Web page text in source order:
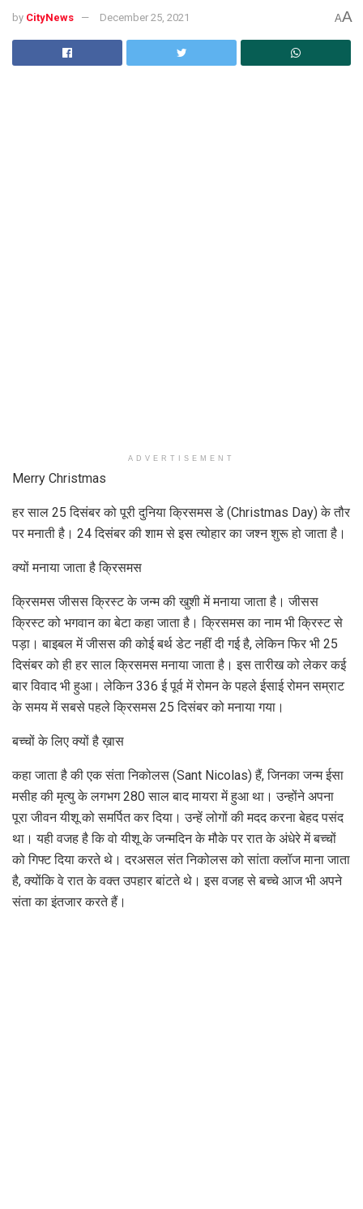
by CityNews December 25, 2021 AA
ADVERTISEMENT
Merry Christmas
हर साल 25 दिसंबर को पूरी दुनिया क्रिसमस डे (Christmas Day) के तौर
पर मनाती है। 24 दिसंबर की शाम से इस त्योहार का जश्न शुरू हो जाता है।
क्यों मनाया जाता है क्रिसमस
क्रिसमस जीसस क्रिस्ट के जन्म की खुशी में मनाया जाता है। जीसस
क्रिस्ट को भगवान का बेटा कहा जाता है। क्रिसमस का नाम भी क्रिस्ट से
पड़ा। बाइबल में जीसस की कोई बर्थ डेट नहीं दी गई है, लेकिन फिर भी 25
दिसंबर को ही हर साल क्रिसमस मनाया जाता है। इस तारीख को लेकर कई
बार विवाद भी हुआ। लेकिन 336 ई पूर्व में रोमन के पहले ईसाई रोमन सम्राट
के समय में सबसे पहले क्रिसमस 25 दिसंबर को मनाया गया।
बच्चों के लिए क्यों है ख़ास
कहा जाता है की एक संता निकोलस (Sant Nicolas) हैं, जिनका जन्म ईसा
मसीह की मृत्यु के लगभग 280 साल बाद मायरा में हुआ था। उन्होंने अपना
पूरा जीवन यीशू को समर्पित कर दिया। उन्हें लोगों की मदद करना बेहद पसंद
था। यही वजह है कि वो यीशू के जन्मदिन के मौके पर रात के अंधेरे में बच्चों
को गिफ्ट दिया करते थे। दरअसल संत निकोलस को सांता क्लॉज माना जाता
है, क्योंकि वे रात के वक्त उपहार बांटते थे। इस वजह से बच्चे आज भी अपने
संता का इंतजार करते हैं।